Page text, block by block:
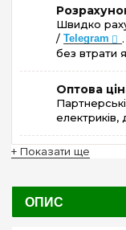
Швидко
/ Telegram
без втрати
Оптова
електриків,
+ Показати ще
ОПИС